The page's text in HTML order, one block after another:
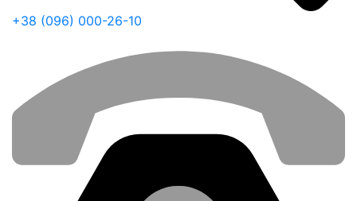
+38 (096) 000-26-10